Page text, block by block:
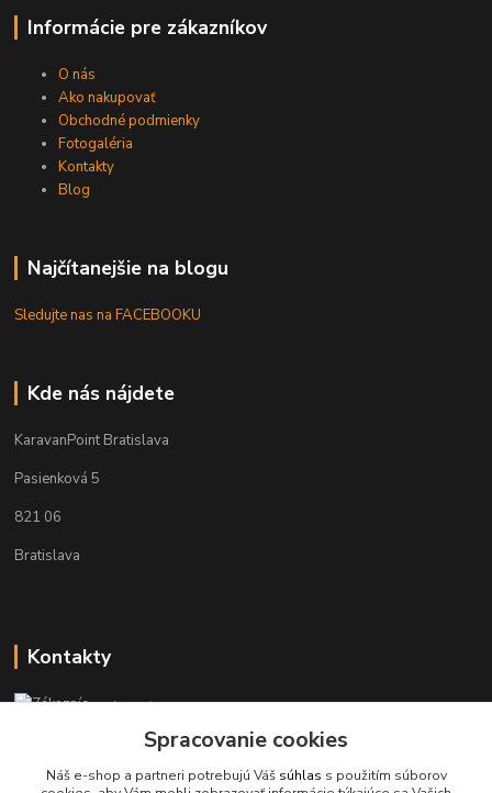
Informácie pre zákazníkov
O nás
Ako nakupovať
Obchodné podmienky
Fotogaléria
Kontakty
Blog
Najčítanejšie na blogu
Sledujte nas na FACEBOOKU
Kde nás nájdete
KaravanPoint Bratislava
Pasienková 5
821 06
Bratislava
Kontakty
Zákaznícka podpora KaravanPoint
+421902309993
(Po-Pia, 9-18 hod.)
Spracovanie cookies
Náš e-shop a partneri potrebujú Váš súhlas s použitím súborov